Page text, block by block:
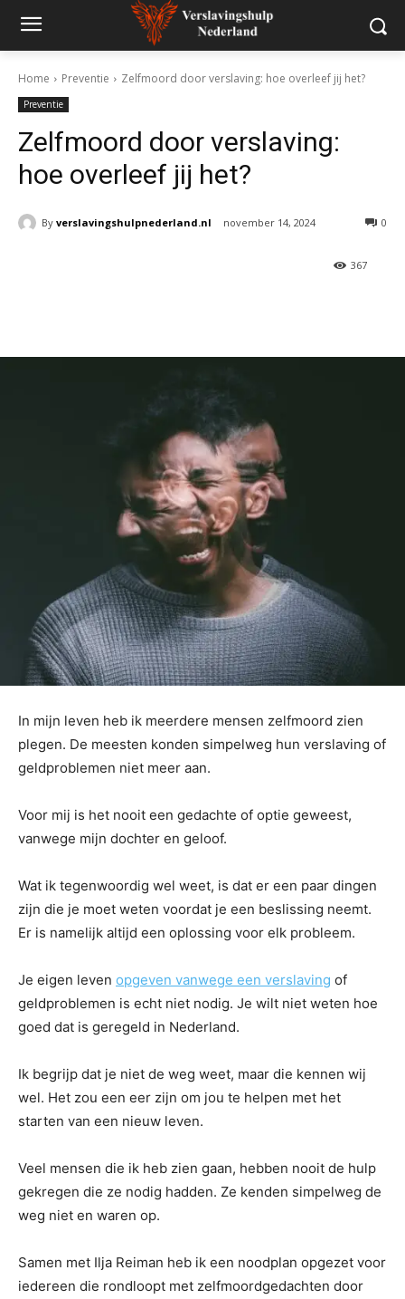
Home Preventie Zelfmoord door verslaving: hoe overleef jij het?
Preventie
Zelfmoord door verslaving:
hoe overleef jij het?
By verslavingshulpnederland.nl november 14, 2024 0
367
In mijn leven heb ik meerdere mensen zelfmoord zien
plegen. De meesten konden simpelweg hun verslaving of
geldproblemen niet meer aan.
Voor mij is het nooit een gedachte of optie geweest,
vanwege mijn dochter en geloof.
Wat ik tegenwoordig wel weet, is dat er een paar dingen
zijn die je moet weten voordat je een beslissing neemt.
Er is namelijk altijd een oplossing voor elk probleem.
Je eigen leven opgeven vanwege een verslaving of
geldproblemen is echt niet nodig. Je wilt niet weten hoe
goed dat is geregeld in Nederland.
Ik begrijp dat je niet de weg weet, maar die kennen wij
wel. Het zou een eer zijn om jou te helpen met het
starten van een nieuw leven.
Veel mensen die ik heb zien gaan, hebben nooit de hulp
gekregen die ze nodig hadden. Ze kenden simpelweg de
weg niet en waren op.
Samen met Ilja Reiman heb ik een noodplan opgezet voor
iedereen die rondloopt met zelfmoordgedachten door